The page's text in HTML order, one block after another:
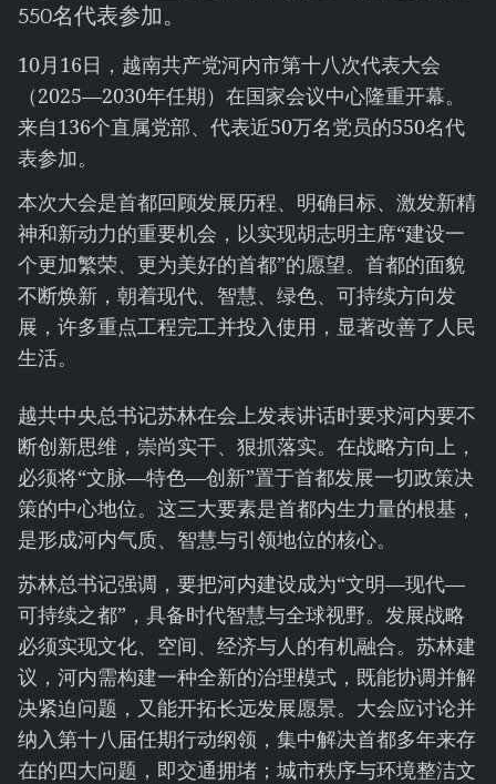
550名代表参加。
10月16日，越南共产党河内市第十八次代表大会
（2025—2030年任期）在国家会议中心隆重开幕。
来自136个直属党部、代表近50万名党员的550名代
表参加。
本次大会是首都回顾发展历程、明确目标、激发新精
神和新动力的重要机会，以实现胡志明主席“建设一
个更加繁荣、更为美好的首都”的愿望。首都的面貌
不断焕新，朝着现代、智慧、绿色、可持续方向发
展，许多重点工程完工并投入使用，显著改善了人民
生活。
越共中央总书记苏林在会上发表讲话时要求河内要不
断创新思维，崇尚实干、狠抓落实。在战略方向上，
必须将“文脉—特色—创新”置于首都发展一切政策决
策的中心地位。这三大要素是首都内生力量的根基，
是形成河内气质、智慧与引领地位的核心。
苏林总书记强调，要把河内建设成为“文明—现代—
可持续之都”，具备时代智慧与全球视野。发展战略
必须实现文化、空间、经济与人的有机融合。苏林建
议，河内需构建一种全新的治理模式，既能协调并解
决紧迫问题，又能开拓长远发展愿景。大会应讨论并
纳入第十八届任期行动纲领，集中解决首都多年来存
在的四大问题，即交通拥堵；城市秩序与环境整洁文